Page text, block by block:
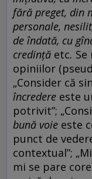
fără preget, din
personale,
de îndată, cu
credință etc.
opiniilor
„Consider că
încredere este
potrivit”;
bună voie este
punct de
contextual”;
mi se pare